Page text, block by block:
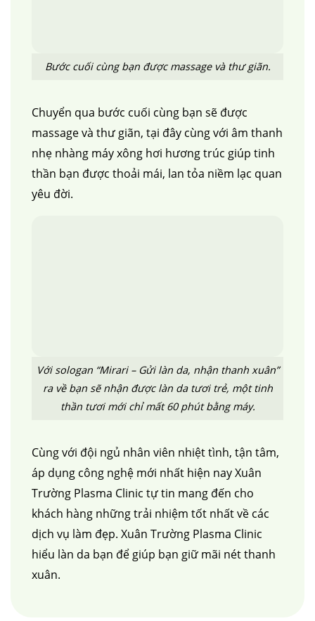
Bước cuối cùng bạn được massage và thư giãn.
Chuyển qua bước cuối cùng bạn sẽ được
massage và thư giãn, tại đây cùng với âm thanh
nhẹ nhàng máy xông hơi hương trúc giúp tinh
thần bạn được thoải mái, lan tỏa niềm lạc quan
yêu đời.
Với sologan “Mirari – Gửi làn da, nhận thanh xuân”
ra về bạn sẽ nhận được làn da tươi trẻ, một tinh
thần tươi mới chỉ mất 60 phút bằng máy.
Cùng với đội ngủ nhân viên nhiệt tình, tận tâm,
áp dụng công nghệ mới nhất hiện nay Xuân
Trường Plasma Clinic tự tin mang đến cho
khách hàng những trải nhiệm tốt nhất về các
dịch vụ làm đẹp. Xuân Trường Plasma Clinic
hiểu làn da bạn để giúp bạn giữ mãi nét thanh
xuân.